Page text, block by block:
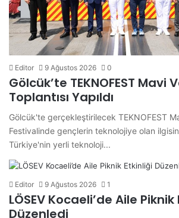
Editor 9 Ağustos 2026 0
Gölcük’te TEKNOFEST Mavi
Toplantısı Yapıldı
Gölcük'te gerçekleştirilecek TEKNOFEST
Festivalinde gençlerin teknolojiye olan
Türkiye'nin yerli teknoloji...
Editor 9 Ağustos 2026 1
LÖSEV Kocaeli’de Aile
Düzenledi